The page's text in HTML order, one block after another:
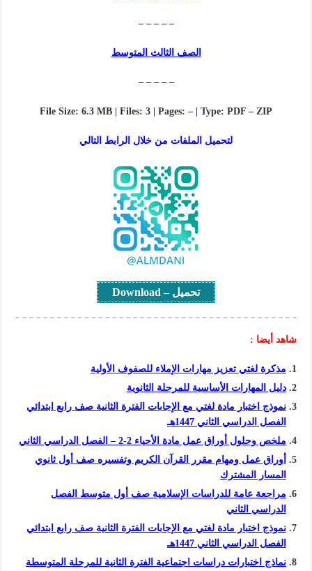
– – – – –
الصف الثالث المتوسط
– – – – –
File Size: 6.3 MB | Files: 3 | Pages: – | Type: PDF – ZIP
لتحميل الملفات من خلال الرابط التالي
تحميل – Download
شاهد أيضا :
مذكرة لغتي تعزيز مهارات الإملاء للصفوف الأولية
دليل المهارات الأساسية للمرحلة الثانوية
نموذج اختبار مادة لغتي مع الإجابات الفترة الثانية صف رابع ابتدائي
الفصل الدراسي الثاني 1447هـ
ملخص وحلول أوراق عمل مادة الأحياء 2-2 – الفصل الدراسي الثاني
أوراق عمل ومهام مقرر القرآن الكريم وتفسيره صف أول ثانوي
المسار المشترك
مراجعة عامة للدراسات الإسلامية صف أول متوسط الفصل
الدراسي الثاني
نموذج اختبار مادة لغتي مع الإجابات الفترة الثانية صف رابع ابتدائي
الفصل الدراسي الثاني 1447هـ
نماذج اختبارات دراسات اجتماعية الفترة الثانية للمرحلة المتوسطة